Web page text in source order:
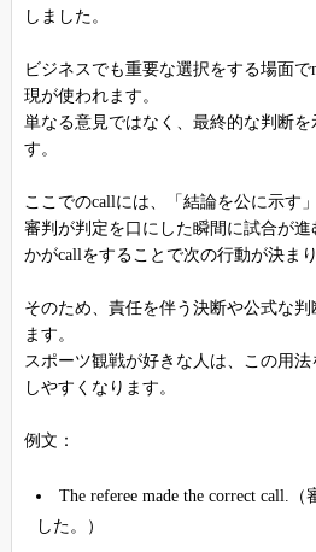
しました。
ビジネスでも重要な選択をする場面で
現が使われます。
単なる意見ではなく、最終的な判断
す。
ここでのcallには、「結論を公に示す
審判が判定を口にした瞬間に試合が
かがcallをすることで次の行動が決まり
そのため、責任を伴う決断や公式な
ます。
スポーツ観戦が好きな人は、この用
しやすくなります。
例文：
The referee made the correct call.
した。）